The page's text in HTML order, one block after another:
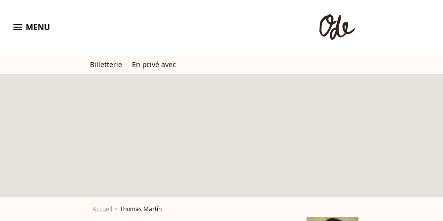
menu MENU
Billetterie En privé avec
Accueil Thomas Martin